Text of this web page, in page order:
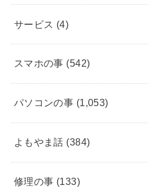
サービス (4)
スマホの事 (542)
パソコンの事 (1,053)
よもやま話 (384)
修理の事 (133)